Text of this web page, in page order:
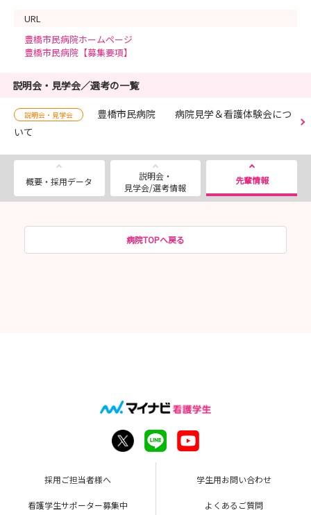
URL
豊橋市民病院ホームページ
豊橋市民病院【募集要項】
説明会・見学会／選考の一覧
説明会・見学会
豊橋市民病院 病院見学＆看護体験会につ
いて
概要・採用データ
説明会・
見学会/選考情報
先輩情報
病院TOPへ戻る
採用ご担当者様へ 学生用お問い合わせ
看護学生サポーター募集中 よくあるご質問